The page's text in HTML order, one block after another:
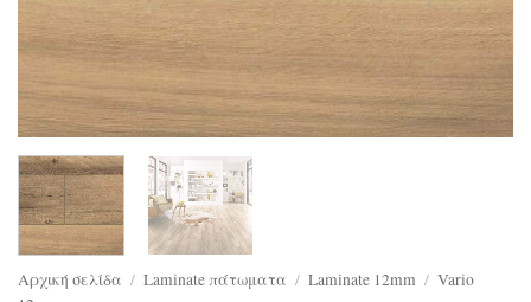
Αρχική σελίδα / Laminate πάτωματα / Laminate 12mm / Vario